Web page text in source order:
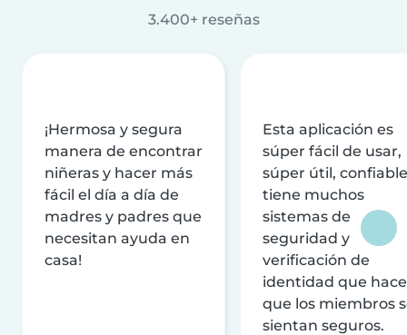
3.400+ reseñas
¡Hermosa y segura
manera de encontrar
niñeras y hacer más
fácil el día a día de
madres y padres que
necesitan ayuda en
casa!
Esta aplicación es
súper fácil de usar,
súper útil,
tiene muchos
sistemas de
seguridad y
verificación de
identidad que
que los miembros
sientan seguros.